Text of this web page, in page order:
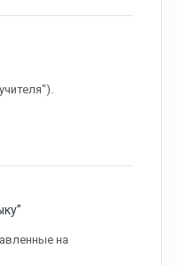
на